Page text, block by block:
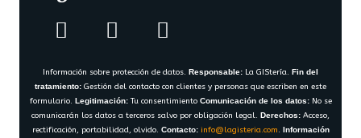
Información sobre protección de datos. Responsable: La GIStería. Fin del
tratamiento: Gestión del contacto con clientes y personas que escriben en este
formulario. Legitimación:Tu consentimiento Comunicación de los datos:No se
comunicarán los datos a terceros salvo por obligación legal. Derechos: Acceso,
rectificación, portabilidad, olvido. Contacto: info@lagisteria.com. Información